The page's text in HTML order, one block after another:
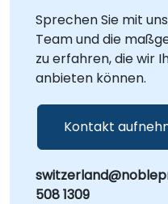
Sprechen Sie mit
Team und die
zu erfahren, die wir
anbieten können.
Kontakt
508 1309